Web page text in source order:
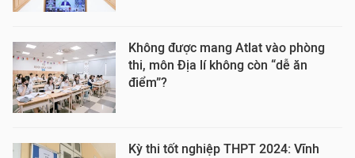
Không được mang Atlat vào phòng
thi, môn Địa lí không còn “dễ ăn
điểm”?
Kỳ thi tốt nghiệp THPT 2024: Vĩnh